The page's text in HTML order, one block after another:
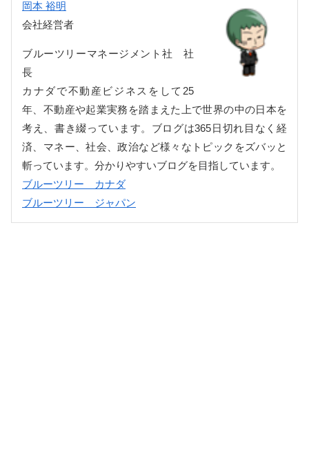
岡本 裕明
会社経営者
ブルーツリーマネージメント社 社
長
カナダで不動産ビジネスをして25
年、不動産や起業実務を踏まえた上で世界の中の日本を
考え、書き綴っています。ブログは365日切れ目なく経
済、マネー、社会、政治など様々なトピックをズバッと
斬っています。分かりやすいブログを目指しています。
ブルーツリー カナダ
ブルーツリー ジャパン